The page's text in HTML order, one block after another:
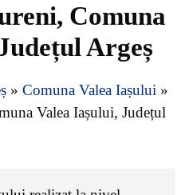
Comuna
Argeș
» Comuna Valea Iașului »
Valea Iașului, Județul